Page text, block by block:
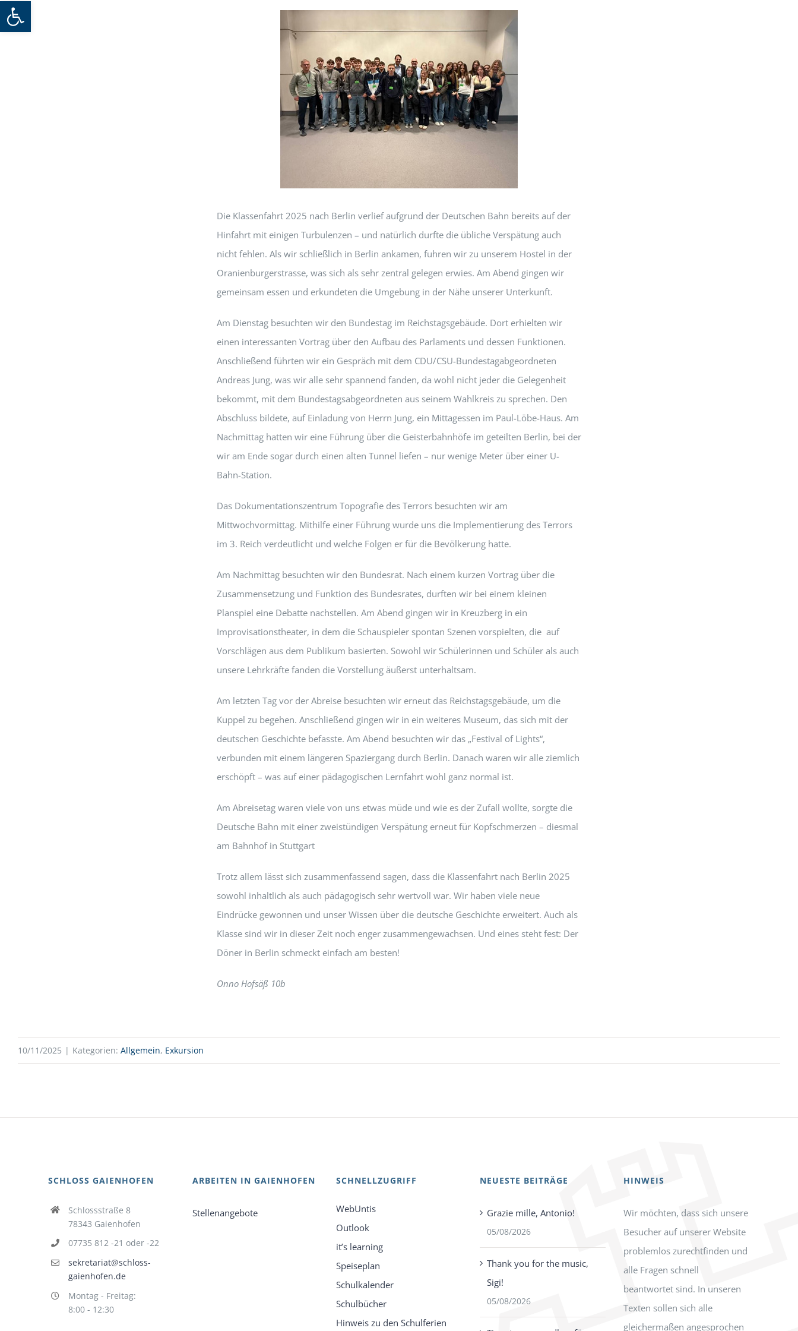
Werkzeugleiste öffnen
Die Klassenfahrt 2025 nach Berlin verlief aufgrund der Deutschen Bahn bereits auf der
Hinfahrt mit einigen Turbulenzen – und natürlich durfte die übliche Verspätung auch
nicht fehlen. Als wir schließlich in Berlin ankamen, fuhren wir zu unserem Hostel in der
Oranienburgerstrasse, was sich als sehr zentral gelegen erwies. Am Abend gingen wir
gemeinsam essen und erkundeten die Umgebung in der Nähe unserer Unterkunft.
Am Dienstag besuchten wir den Bundestag im Reichstagsgebäude. Dort erhielten wir
einen interessanten Vortrag über den Aufbau des Parlaments und dessen Funktionen.
Anschließend führten wir ein Gespräch mit dem CDU/CSU-Bundestagabgeordneten
Andreas Jung, was wir alle sehr spannend fanden, da wohl nicht jeder die Gelegenheit
bekommt, mit dem Bundestagsabgeordneten aus seinem Wahlkreis zu sprechen. Den
Abschluss bildete, auf Einladung von Herrn Jung, ein Mittagessen im Paul-Löbe-Haus. Am
Nachmittag hatten wir eine Führung über die Geisterbahnhöfe im geteilten Berlin, bei der
wir am Ende sogar durch einen alten Tunnel liefen – nur wenige Meter über einer U-
Bahn-Station.
Das Dokumentationszentrum Topografie des Terrors besuchten wir am
Mittwochvormittag. Mithilfe einer Führung wurde uns die Implementierung des Terrors
im 3. Reich verdeutlicht und welche Folgen er für die Bevölkerung hatte.
Am Nachmittag besuchten wir den Bundesrat. Nach einem kurzen Vortrag über die
Zusammensetzung und Funktion des Bundesrates, durften wir bei einem kleinen
Planspiel eine Debatte nachstellen. Am Abend gingen wir in Kreuzberg in ein
Improvisationstheater, in dem die Schauspieler spontan Szenen vorspielten, die auf
Vorschlägen aus dem Publikum basierten. Sowohl wir Schülerinnen und Schüler als auch
unsere Lehrkräfte fanden die Vorstellung äußerst unterhaltsam.
Am letzten Tag vor der Abreise besuchten wir erneut das Reichstagsgebäude, um die
Kuppel zu begehen. Anschließend gingen wir in ein weiteres Museum, das sich mit der
deutschen Geschichte befasste. Am Abend besuchten wir das „Festival of Lights“,
verbunden mit einem längeren Spaziergang durch Berlin. Danach waren wir alle ziemlich
erschöpft – was auf einer pädagogischen Lernfahrt wohl ganz normal ist.
Am Abreisetag waren viele von uns etwas müde und wie es der Zufall wollte, sorgte die
Deutsche Bahn mit einer zweistündigen Verspätung erneut für Kopfschmerzen – diesmal
am Bahnhof in Stuttgart
Trotz allem lässt sich zusammenfassend sagen, dass die Klassenfahrt nach Berlin 2025
sowohl inhaltlich als auch pädagogisch sehr wertvoll war. Wir haben viele neue
Eindrücke gewonnen und unser Wissen über die deutsche Geschichte erweitert. Auch als
Klasse sind wir in dieser Zeit noch enger zusammengewachsen. Und eines steht fest: Der
Döner in Berlin schmeckt einfach am besten!
Onno Hofsäß 10b
10/11/2025 | Kategorien: Allgemein, Exkursion
SCHLOSS GAIENHOFEN
Schlossstraße 8
78343 Gaienhofen
07735 812 -21 oder -22
sekretariat@schloss-
gaienhofen.de
Montag - Freitag:
8:00 - 12:30
ARBEITEN IN GAIENHOFEN
Stellenangebote
SCHNELLZUGRIFF
WebUntis
Outlook
it’s learning
Speiseplan
Schulkalender
Schulbücher
Hinweis zu den Schulferien
NEUESTE BEITRÄGE
Grazie mille, Antonio!
05/08/2026
Thank you for the music,
Sigi!
05/08/2026
HINWEIS
Wir möchten, dass sich unsere
Besucher auf unserer Website
problemlos zurechtfinden und
alle Fragen schnell
beantwortet sind. In unseren
Texten sollen sich alle
gleichermaßen angesprochen